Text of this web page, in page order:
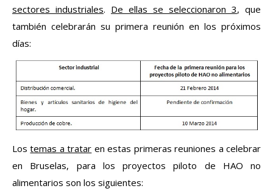
sectores industriales. De ellas se seleccionaron 3, que
también celebrarán su primera reunión en los próximos
días:
Lostemas a tratar en estas primeras reuniones a celebrar
en Bruselas, para los proyectos piloto de HAO no
alimentarios son los siguientes: